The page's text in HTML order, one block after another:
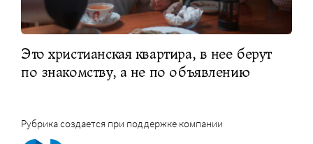
Это христианская квартира, в нее берут
по знакомству, а не по объявлению
Рубрика создается при поддержке компании